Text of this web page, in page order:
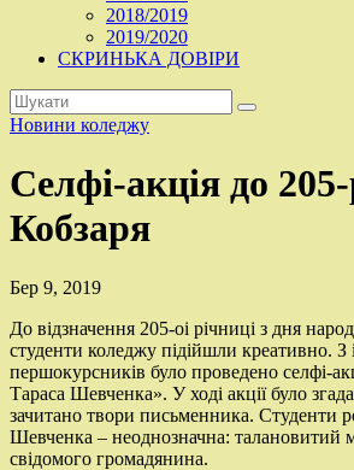
2018/2019
2019/2020
СКРИНЬКА ДОВІРИ
Новини коледжу
Селфі-акція до
Кобзаря
Бер 9, 2019
До відзначення 205-оі річниці з дня
студенти коледжу підійшли креативно. З
першокурсників було проведено селфі-
Тараса Шевченка». У ході акції було
зачитано твори письменника. Студенти
Шевченка – неоднозначна: талановитий
свідомого громадянина.